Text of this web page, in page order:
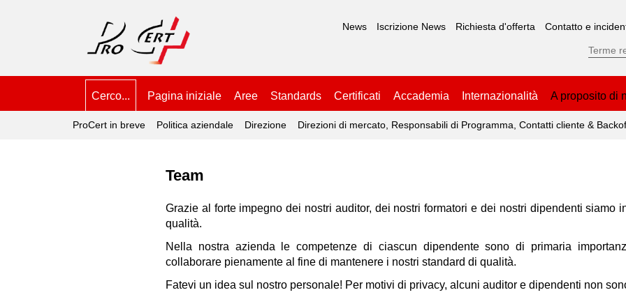
News Iscrizione News Richiesta d'offerta Contatto e
Cerco... Pagina iniziale Aree Standards Certificati Accademia Internazionalità A proposito di
ProCert in breve Politica aziendale Direzione Direzioni di mercato, Responsabili di Programma, Contatti cliente &
Team
Grazie al forte impegno dei nostri auditor, dei nostri formatori e dei nostri dipendenti siamo
qualità.
Nella nostra azienda le competenze di ciascun dipendente sono di primaria
collaborare pienamente al fine di mantenere i nostri standard di qualità.
Fatevi un idea sul nostro personale! Per motivi di privacy, alcuni auditor e dipendenti non